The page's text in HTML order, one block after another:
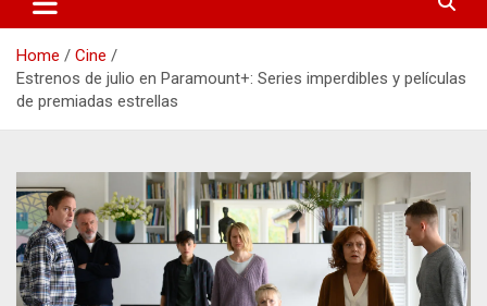
Home
Cine
Estrenos de julio en Paramount+: Series imperdibles y películas
de premiadas estrellas